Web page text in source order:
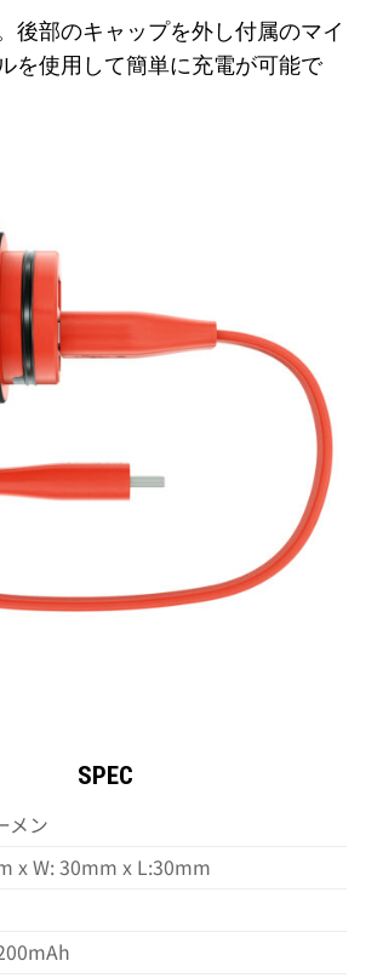
後部のキャップを外し付属のマイ
を使用して簡単に充電が可能で
SPEC
メン
x W: 30mm x L:30mm